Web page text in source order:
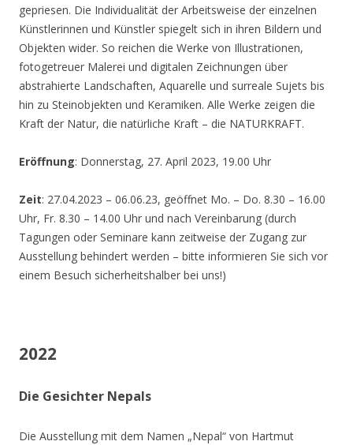
gepriesen. Die Individualität der Arbeitsweise der einzelnen
Künstlerinnen und Künstler spiegelt sich in ihren Bildern und
Objekten wider. So reichen die Werke von Illustrationen,
fotogetreuer Malerei und digitalen Zeichnungen über
abstrahierte Landschaften, Aquarelle und surreale Sujets bis
hin zu Steinobjekten und Keramiken. Alle Werke zeigen die
Kraft der Natur, die natürliche Kraft – die NATURKRAFT.
Eröffnung: Donnerstag, 27. April 2023, 19.00 Uhr
Zeit: 27.04.2023 – 06.06.23, geöffnet Mo. – Do. 8.30 – 16.00
Uhr, Fr. 8.30 – 14.00 Uhr und nach Vereinbarung (durch
Tagungen oder Seminare kann zeitweise der Zugang zur
Ausstellung behindert werden – bitte informieren Sie sich vor
einem Besuch sicherheitshalber bei uns!)
2022
Die Gesichter Nepals
Die Ausstellung mit dem Namen „Nepal“ von Hartmut